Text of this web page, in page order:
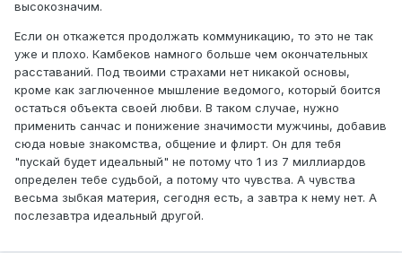
высокозначим.
Если он откажется продолжать коммуникацию, то это не так
уже и плохо. Камбеков намного больше чем окончательных
расставаний. Под твоими страхами нет никакой основы,
кроме как заглюченное мышление ведомого, который боится
остаться объекта своей любви. В таком случае, нужно
применить санчас и понижение значимости мужчины, добавив
сюда новые знакомства, общение и флирт. Он для тебя
"пускай будет идеальный" не потому что 1 из 7 миллиардов
определен тебе судьбой, а потому что чувства. А чувства
весьма зыбкая материя, сегодня есть, а завтра к нему нет. А
послезавтра идеальный другой.